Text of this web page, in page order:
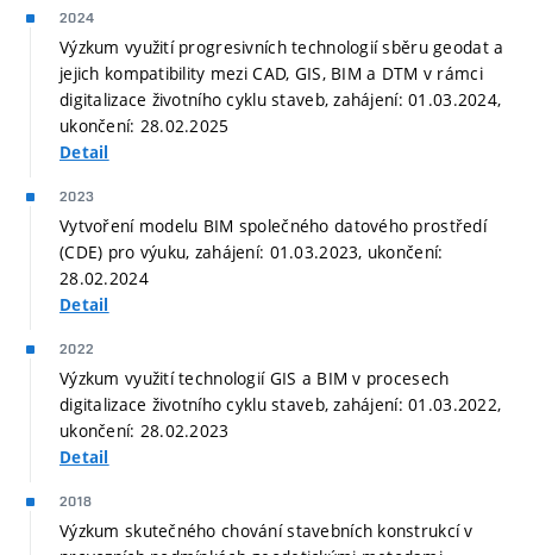
2024
Výzkum využití progresivních technologií sběru geodat a
jejich kompatibility mezi CAD, GIS, BIM a DTM v rámci
digitalizace životního cyklu staveb, zahájení: 01.03.2024,
ukončení: 28.02.2025
Detail
2023
Vytvoření modelu BIM společného datového prostředí
(CDE) pro výuku, zahájení: 01.03.2023, ukončení:
28.02.2024
Detail
2022
Výzkum využití technologií GIS a BIM v procesech
digitalizace životního cyklu staveb, zahájení: 01.03.2022,
ukončení: 28.02.2023
Detail
2018
Výzkum skutečného chování stavebních konstrukcí v